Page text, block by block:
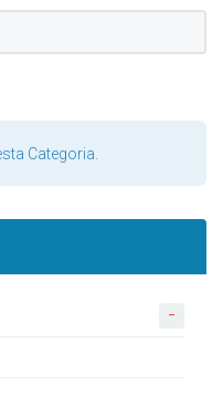
Categoria.
-